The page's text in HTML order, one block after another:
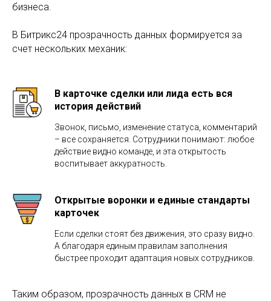
бизнеса.
В Битрикс24 прозрачность данных формируется за
счет нескольких механик:
В карточке сделки или лида есть вся
история действий
Звонок, письмо, изменение статуса, комментарий
– все сохраняется. Сотрудники понимают: любое
действие видно команде, и эта открытость
воспитывает аккуратность.
Открытые воронки и единые стандарты
карточек
Если сделки стоят без движения, это сразу видно.
А благодаря единым правилам заполнения
быстрее проходит адаптация новых сотрудников.
Таким образом, прозрачность данных в CRM не